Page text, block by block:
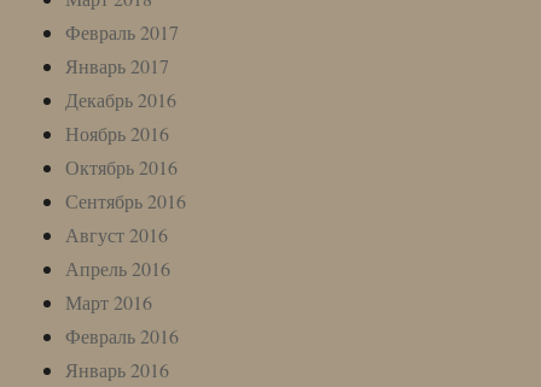
Февраль 2017
Январь 2017
Декабрь 2016
Ноябрь 2016
Октябрь 2016
Сентябрь 2016
Август 2016
Апрель 2016
Март 2016
Февраль 2016
Январь 2016